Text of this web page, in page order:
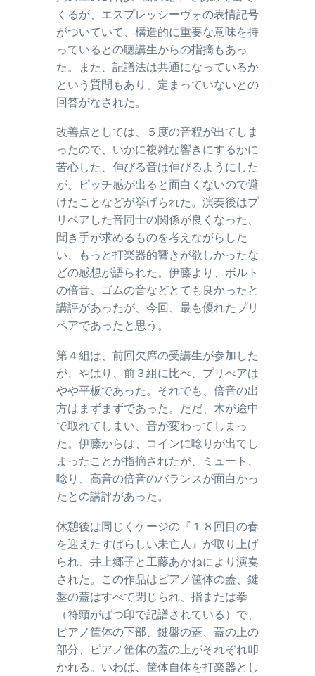
くるが、エスプレッシーヴォの表情記号
がついていて、構造的に重要な意味を持
っているとの聴講生からの指摘もあっ
た。また、記譜法は共通になっているか
という質問もあり、定まっていないとの
回答がなされた。
改善点としては、５度の音程が出てしま
ったので、いかに複雑な響きにするかに
苦心した、伸びる音は伸びるようにした
が、ピッチ感が出ると面白くないので避
けたことなどが挙げられた。演奏後はプ
リペアした音同士の関係が良くなった、
聞き手が求めるものを考えながらした
い、もっと打楽器的響きが欲しかったな
どの感想が語られた。伊藤より、ボルト
の倍音、ゴムの音などとても良かったと
講評があったが、今回、最も優れたプリ
ペアであったと思う。
第４組は、前回欠席の受講生が参加した
が、やはり、前３組に比べ、プリぺアは
やや平板であった。それでも、倍音の出
方はまずまずであった。ただ、木が途中
で取れてしまい、音が変わってしまっ
た。伊藤からは、コインに唸りが出てし
まったことが指摘されたが、ミュート、
唸り、高音の倍音のバランスが面白かっ
たとの講評があった。
休憩後は同じくケージの『１８回目の春
を迎えたすばらしい未亡人』が取り上げ
られ、井上郷子と工藤あかねにより演奏
された。この作品はピアノ筐体の蓋、鍵
盤の蓋はすべて閉じられ、指または拳
（符頭がばつ印で記譜されている）で、
ピアノ筐体の下部、鍵盤の蓋、蓋の上の
部分、ピアノ筐体の蓋の上がそれぞれ叩
かれる。いわば、筐体自体を打楽器とし